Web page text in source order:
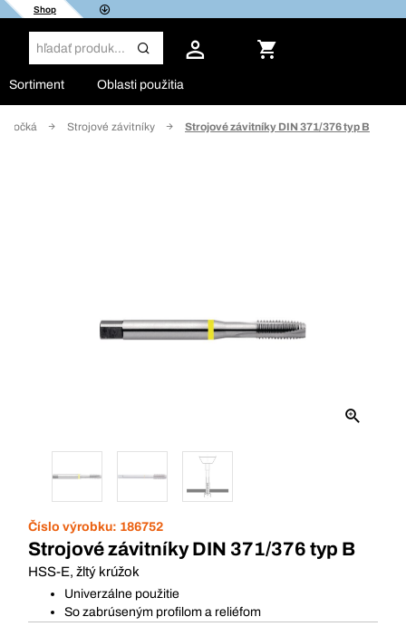
Shop
Sortiment Oblasti použitia
očká Strojové závitníky Strojové závitníky DIN 371/376 typ B
Číslo výrobku: 186752
Strojové závitníky DIN 371/376 typ B
HSS-E, žltý krúžok
Univerzálne použitie
So zabrúseným profilom a reliéfom